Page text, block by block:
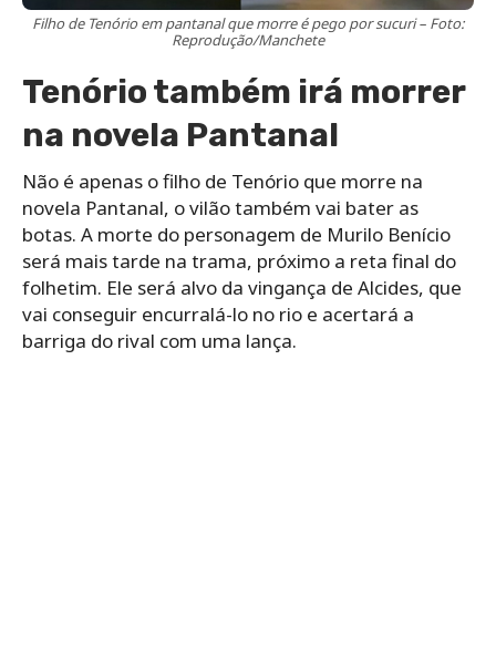
Filho de Tenório em pantanal que morre é pego por sucuri – Foto:
Reprodução/Manchete
Tenório também irá morrer
na novela Pantanal
Não é apenas o filho de Tenório que morre na
novela Pantanal, o vilão também vai bater as
botas. A morte do personagem de Murilo Benício
será mais tarde na trama, próximo a reta final do
folhetim. Ele será alvo da vingança de Alcides, que
vai conseguir encurralá-lo no rio e acertará a
barriga do rival com uma lança.